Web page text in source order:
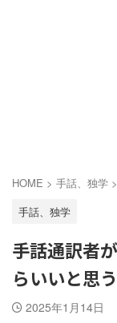
HOME > 手話、独学 >
手話、独学
手話通訳者
らいいと思
2025年1月14日